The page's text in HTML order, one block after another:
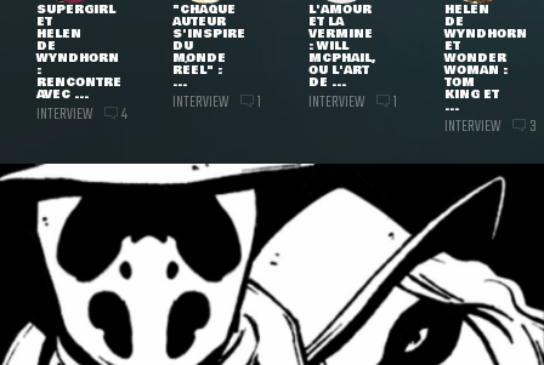
SUPERGIRL
ET
HELEN
DE
WYNDHORN
:
RENCONTRE
AVEC ...
INTERVIEW 4
"CHAQUE
AUTEUR
S'INSPIRE
DU
MONDE
RÉEL" :
...
INTERVIEW 1
L'AMOUR
ET LA
VERMINE
: WILL
MCPHAIL,
OU L'ART
DE ...
INTERVIEW 1
HELEN
DE
WYNDHORN
ET
WONDER
WOMAN :
TOM
KING ET
...
INTERVIEW 3